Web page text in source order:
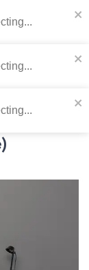
222 273 RU
0
Livinguri